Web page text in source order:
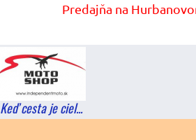
Predajňa na
Keď cesta je ciel...